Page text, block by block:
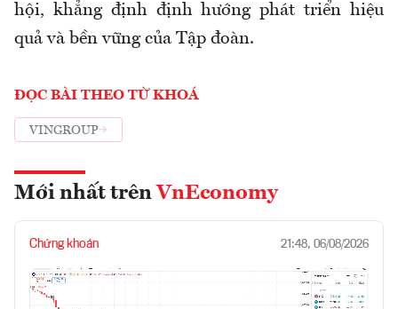
hội, khẳng định định hướng phát triển hiệu
quả và bền vững của Tập đoàn.
ĐỌC BÀI THEO TỪ KHOÁ
VINGROUP
Mới nhất trên VnEconomy
Chứng khoán 21:48, 06/08/2026